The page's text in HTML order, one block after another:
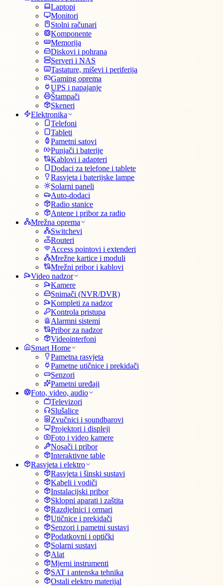
Laptopi
Monitori
Stolni računari
Komponente
Memorija
Diskovi i pohrana
Serveri i NAS
Tastature, miševi i periferija
Gaming oprema
UPS i napajanje
Štampači
Skeneri
Elektronika
Telefoni
Tableti
Pametni satovi
Punjači i baterije
Kablovi i adapteri
Dodaci za telefone i tablete
Rasvjeta i baterijske lampe
Solarni paneli
Auto-dodaci
Radio stanice
Antene i pribor za radio
Mrežna oprema
Switchevi
Routeri
Access pointovi i extenderi
Mrežne kartice i moduli
Mrežni pribor i kablovi
Video nadzor
Kamere
Snimači (NVR/DVR)
Kompleti za nadzor
Kontrola pristupa
Alarmni sistemi
Pribor za nadzor
Videointerfoni
Smart Home
Pametna rasvjeta
Pametne utičnice i prekidači
Senzori
Pametni uređaji
Foto, video, audio
Televizori
Slušalice
Zvučnici i soundbarovi
Projektori i displeji
Foto i video kamere
Nosači i pribor
Interaktivne table
Rasvjeta i elektro
Rasvjeta i šinski sustavi
Kabeli i vodiči
Instalacijski pribor
Sklopni aparati i zaštita
Razdjelnici i ormari
Utičnice i prekidači
Senzori i pametni sustavi
Podatkovni i optički
Solarni sustavi
Alat
Mjerni instrumenti
SAT i antenska tehnika
Ostali elektro materijal